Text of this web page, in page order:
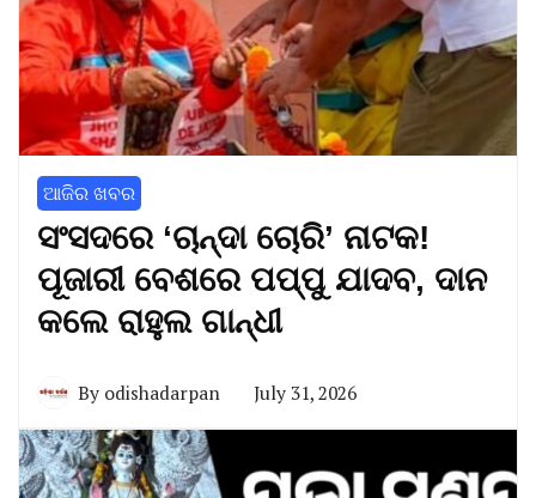
ଆଜିର ଖବର
ସଂସଦରେ ‘ଚାନ୍ଦା ଚୋରି’ ନାଟକ!
ପୂଜାରୀ ବେଶରେ ପପ୍ପୁ ଯାଦବ, ଦାନ
କଲେ ରାହୁଲ ଗାନ୍ଧୀ
By odishadarpan July 31, 2026